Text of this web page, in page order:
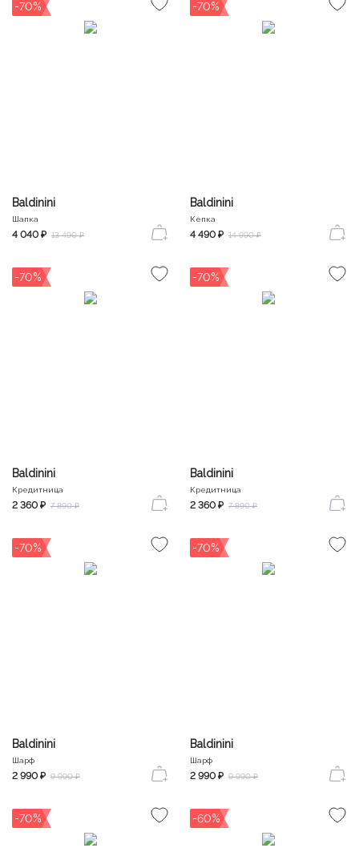
-70%
Baldinini
Шапка
4 040 ₽ 13 490 ₽
-70%
Baldinini
Кепка
4 490 ₽ 14 990 ₽
-70%
Baldinini
Кредитница
2 360 ₽ 7 890 ₽
-70%
Baldinini
Кредитница
2 360 ₽ 7 890 ₽
-70%
Baldinini
Шарф
2 990 ₽ 9 990 ₽
-70%
Baldinini
Шарф
2 990 ₽ 9 990 ₽
-70% -60%